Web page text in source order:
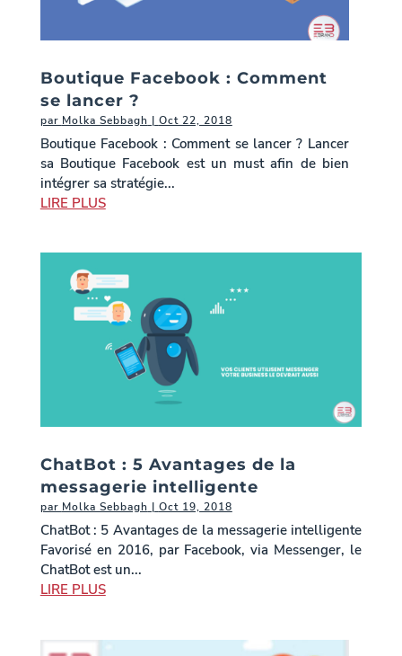
Boutique Facebook : Comment
se lancer ?
par Molka Sebbagh | Oct 22, 2018
Boutique Facebook : Comment se lancer ? Lancer
sa Boutique Facebook est un must afin de bien
intégrer sa stratégie...
LIRE PLUS
ChatBot : 5 Avantages de la
messagerie intelligente
par Molka Sebbagh | Oct 19, 2018
ChatBot : 5 Avantages de la messagerie intelligente
Favorisé en 2016, par Facebook, via Messenger, le
ChatBot est un...
LIRE PLUS